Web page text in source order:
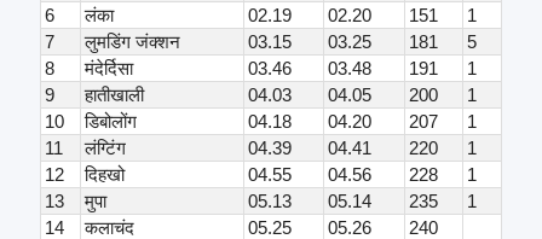
6
लंका 02.19 02.20 151
1
7
लुमडिंग जंक्शन 03.15 03.25 181
5
8
मंदेर्दिसा 03.46 03.48 191
1
9
हातीखाली 04.03 04.05 200
1
10
डिबोलोंग 04.18 04.20 207
1
11
लंग्टिंग 04.39 04.41 220
1
12
दिहखो 04.55 04.56 228
1
13
मुपा 05.13 05.14 235
1
14
कलाचंद 05.25 05.26
240